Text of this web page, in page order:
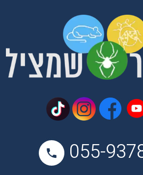
055-